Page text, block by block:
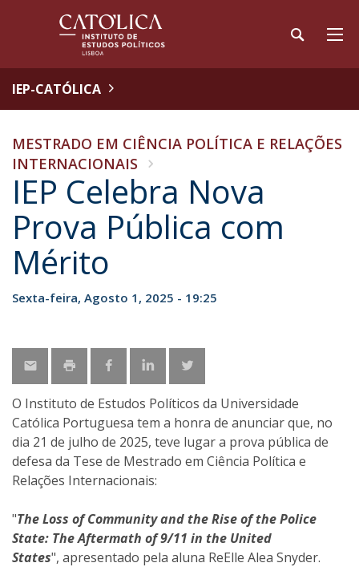
IEP-CATÓLICA
MESTRADO EM CIÊNCIA POLÍTICA E RELAÇÕES
INTERNACIONAIS
IEP Celebra Nova
Prova Pública com
Mérito
Sexta-feira, Agosto 1, 2025 - 19:25
O Instituto de Estudos Políticos da Universidade
Católica Portuguesa tem a honra de anunciar que, no
dia 21 de julho de 2025, teve lugar a prova pública de
defesa da Tese de Mestrado em Ciência Política e
Relações Internacionais:
"The Loss of Community and the Rise of the Police
State: The Aftermath of 9/11 in the United
States", apresentado pela aluna ReElle Alea Snyder.